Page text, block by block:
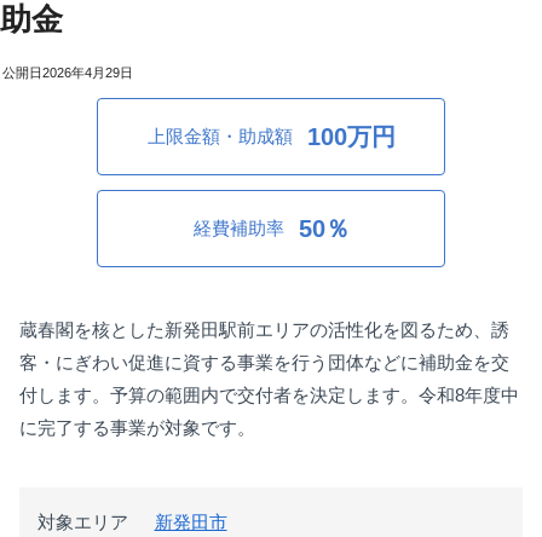
助金
2026年4月29日
上限金額・助成額 100万円
経費補助率 50％
蔵春閣を核とした新発田駅前エリアの活性化を図るため、誘
客・にぎわい促進に資する事業を行う団体などに補助金を交
付します。予算の範囲内で交付者を決定します。令和8年度中
に完了する事業が対象です。
対象エリア 新発田市